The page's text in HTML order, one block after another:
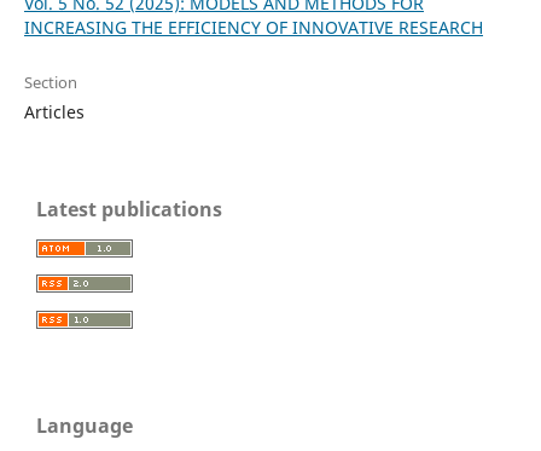
INCREASING THE EFFICIENCY OF INNOVATIVE RESEARCH
Section
Articles
Latest publications
Language